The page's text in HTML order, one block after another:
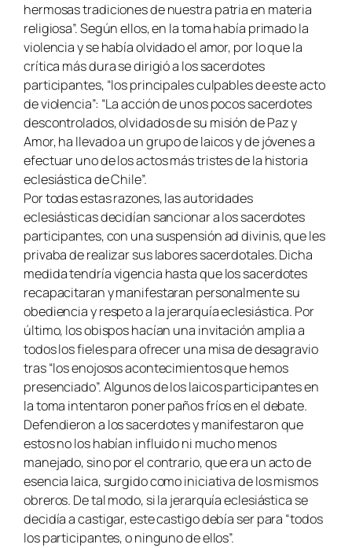
hermosas tradiciones de nuestra patria en materia
religiosa”. Según ellos, en la toma había primado la
violencia y se había olvidado el amor, por lo que la
crítica más dura se dirigió a los sacerdotes
participantes, “los principales culpables de este acto
de violencia”: “La acción de unos pocos sacerdotes
descontrolados, olvidados de su misión de Paz y
Amor, ha llevado a un grupo de laicos y de jóvenes a
efectuar uno de los actos más tristes de la historia
eclesiástica de Chile”.
Por todas estas razones, las autoridades
eclesiásticas decidían sancionar a los sacerdotes
participantes, con una suspensión ad divinis, que les
privaba de realizar sus labores sacerdotales. Dicha
medida tendría vigencia hasta que los sacerdotes
recapacitaran y manifestaran personalmente su
obediencia y respeto a la jerarquía eclesiástica. Por
último, los obispos hacían una invitación amplia a
todos los fieles para ofrecer una misa de desagravio
tras “los enojosos acontecimientos que hemos
presenciado”. Algunos de los laicos participantes en
la toma intentaron poner paños fríos en el debate.
Defendieron a los sacerdotes y manifestaron que
estos no los habían influido ni mucho menos
manejado, sino por el contrario, que era un acto de
esencia laica, surgido como iniciativa de los mismos
obreros. De tal modo, si la jerarquía eclesiástica se
decidía a castigar, este castigo debía ser para “todos
los participantes, o ninguno de ellos”.